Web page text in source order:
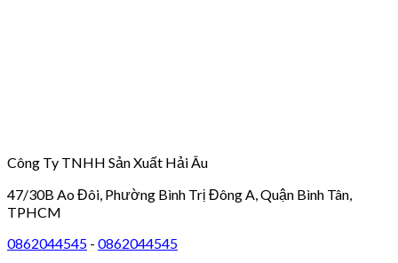
Công Ty TNHH Sản Xuất Hải Âu
47/30B Ao Đôi, Phường Bình Trị Đông A, Quận Bình Tân,
TPHCM
0862044545 - 0862044545